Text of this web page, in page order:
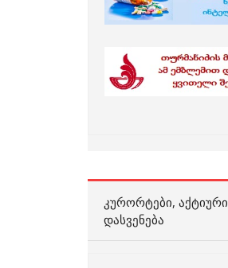
ᲙᲣᲠᲝᲠᲢᲔᲑᲘ, ᲐᲥᲢᲘᲣᲠᲘ
ᲓᲐᲡᲕᲔᲜᲔᲑᲐ